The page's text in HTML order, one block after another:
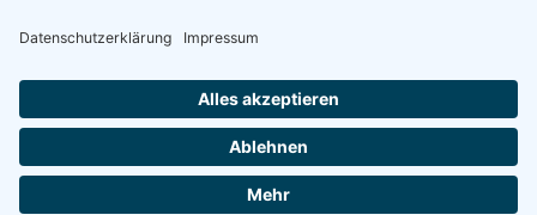
FOLGEN SIE UNS